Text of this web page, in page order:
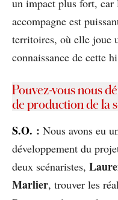
accompagne est
territoires, où elle joue
connaissance de cette
Pouvez-vous nous
de production de la
S.O. : Nous avons eu
développement du
deux scénaristes,
Marlier, trouver les